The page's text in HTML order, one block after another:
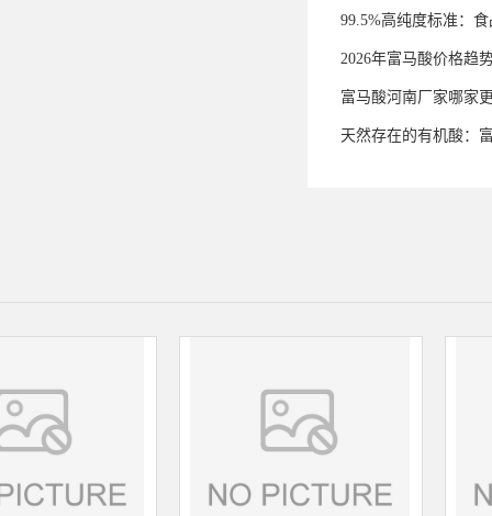
99.5%高纯度标准：
2026年富马酸价格趋
富马酸河南厂家哪家
天然存在的有机酸：